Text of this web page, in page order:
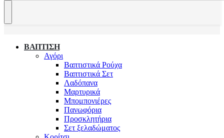
ΒΑΠΤΙΣΗ
Αγόρι
Βαπτιστικά Ρούχα
Βαπτιστικά Σετ
Λαδόπανα
Μαρτυρικά
Μπομπονιέρες
Πανωφόρια
Προσκλητήρια
Σετ ξελαδώματος